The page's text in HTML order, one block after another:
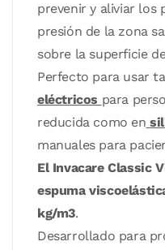
prevenir y aliviar los
presión de la zona
sobre la superficie
Perfecto para usar
eléctricos para
reducida como en
manuales para
El Invacare Classic
espuma
kg/m3.
Desarrollado para